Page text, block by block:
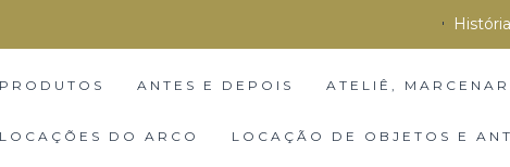
História
PRODUTOS ANTES E DEPOIS ATELIÊ,
LOCAÇÕES DO ARCO LOCAÇÃO DE OBJETOS E